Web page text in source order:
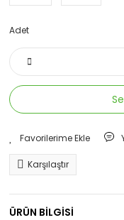
Adet
Karşılaştır
ÜRÜN BİLGİSİ